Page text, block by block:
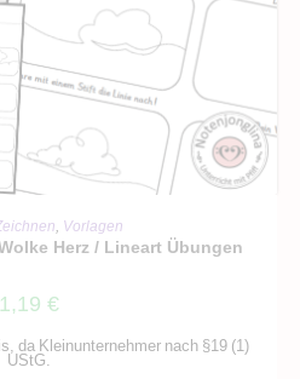
WARENKORB
, Vorlagen
Herz / Lineart Übungen
1,19 €
da Kleinunternehmer nach §19 (1)
UStG.